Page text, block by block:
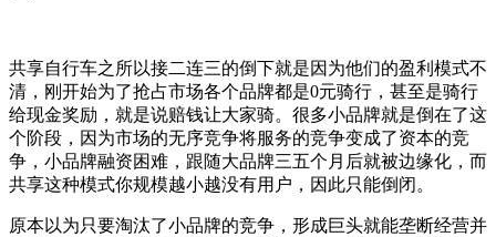
共享自行车之所以接二连三的倒下就是因为他们的盈利模式不
清，刚开始为了抢占市场各个品牌都是0元骑行，甚至是骑行
给现金奖励，就是说赔钱让大家骑。很多小品牌就是倒在了这
个阶段，因为市场的无序竞争将服务的竞争变成了资本的竞
争，小品牌融资困难，跟随大品牌三五个月后就被边缘化，而
共享这种模式你规模越小越没有用户，因此只能倒闭。
原本以为只要淘汰了小品牌的竞争，形成巨头就能垄断经营并